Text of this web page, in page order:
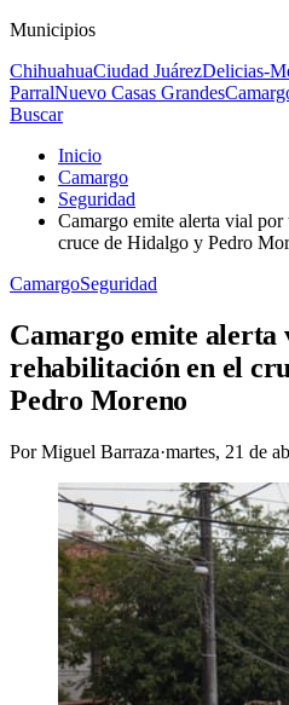
Municipios
ChihuahuaCiudad JuárezDelicias-
ParralNuevo Casas Grandes
Buscar
Inicio
Camargo
Seguridad
Camargo emite alerta vial
cruce de Hidalgo y Pedro
CamargoSeguridad
Camargo emite alerta
rehabilitación en el
Pedro Moreno
PorMiguel Barraza·martes, 21 de